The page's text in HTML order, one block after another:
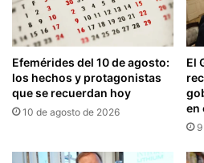
Efemérides del 10 de agosto:
los hechos y protagonistas
que se recuerdan hoy
10 de agosto de 2026
El
en